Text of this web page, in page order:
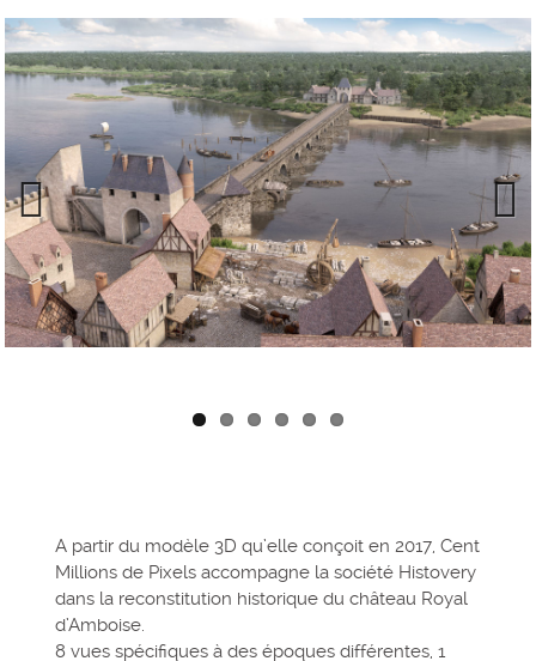
Previous Next
A partir du modèle 3D qu’elle conçoit en 2017, Cent
Millions de Pixels accompagne la société Histovery
dans la reconstitution historique du château Royal
d’Amboise.
8 vues spécifiques à des époques différentes, 1